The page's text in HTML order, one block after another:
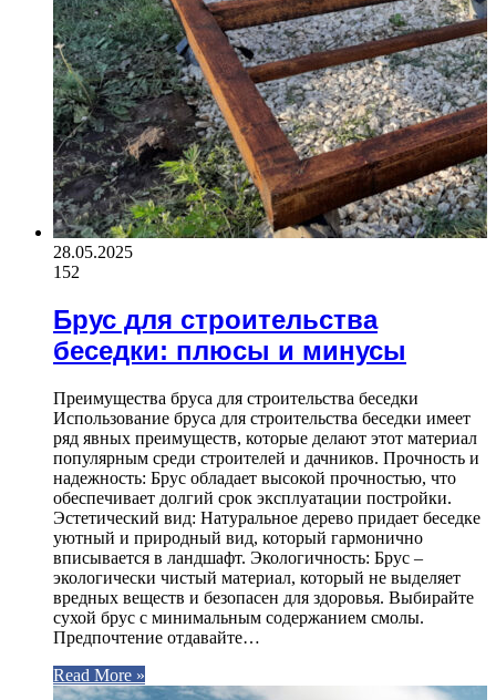
28.05.2025
152
Брус для строительства
беседки: плюсы и минусы
Преимущества бруса для строительства беседки
Использование бруса для строительства беседки имеет
ряд явных преимуществ, которые делают этот материал
популярным среди строителей и дачников. Прочность и
надежность: Брус обладает высокой прочностью, что
обеспечивает долгий срок эксплуатации постройки.
Эстетический вид: Натуральное дерево придает беседке
уютный и природный вид, который гармонично
вписывается в ландшафт. Экологичность: Брус –
экологически чистый материал, который не выделяет
вредных веществ и безопасен для здоровья. Выбирайте
сухой брус с минимальным содержанием смолы.
Предпочтение отдавайте…
Read More »